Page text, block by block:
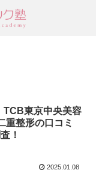
TCB東京中央美容
重整形の口コミ
！
2025.01.08